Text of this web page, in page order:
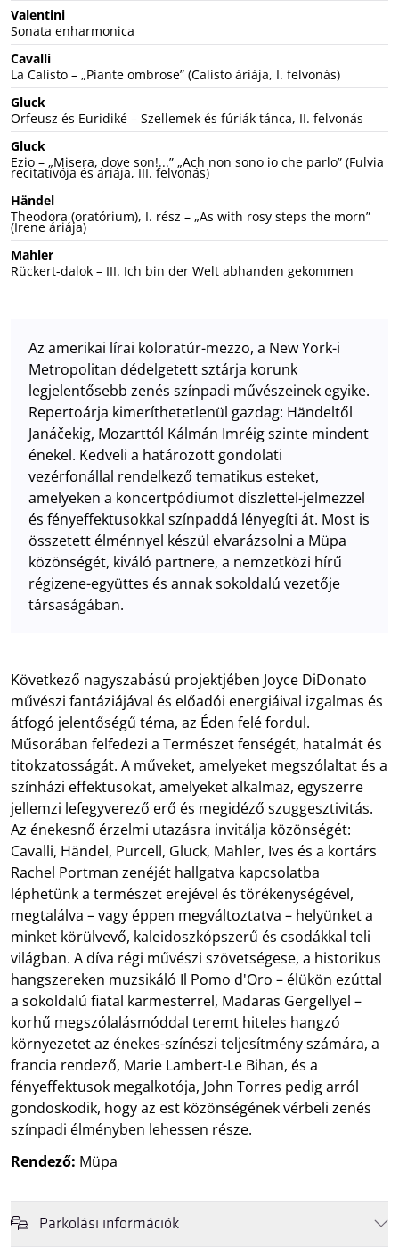
Valentini
Sonata enharmonica
Cavalli
La Calisto – „Piante ombrose” (Calisto áriája, I. felvonás)
Gluck
Orfeusz és Euridiké – Szellemek és fúriák tánca, II. felvonás
Gluck
Ezio – „Misera, dove son!...” „Ach non sono io che parlo” (Fulvia
recitativója és áriája, III. felvonás)
Händel
Theodora (oratórium), I. rész – „As with rosy steps the morn”
(Irene áriája)
Mahler
Rückert-dalok – III. Ich bin der Welt abhanden gekommen
Az amerikai lírai koloratúr-mezzo, a New York-i
Metropolitan dédelgetett sztárja korunk
legjelentősebb zenés színpadi művészeinek egyike.
Repertoárja kimeríthetetlenül gazdag: Händeltől
Janáčekig, Mozarttól Kálmán Imréig szinte mindent
énekel. Kedveli a határozott gondolati
vezérfonállal rendelkező tematikus esteket,
amelyeken a koncertpódiumot díszlettel-jelmezzel
és fényeffektusokkal színpaddá lényegíti át. Most is
összetett élménnyel készül elvarázsolni a Müpa
közönségét, kiváló partnere, a nemzetközi hírű
régizene-együttes és annak sokoldalú vezetője
társaságában.
Következő nagyszabású projektjében Joyce DiDonato
művészi fantáziájával és előadói energiáival izgalmas és
átfogó jelentőségű téma, az Éden felé fordul.
Műsorában felfedezi a Természet fenségét, hatalmát és
titokzatosságát. A műveket, amelyeket megszólaltat és a
színházi effektusokat, amelyeket alkalmaz, egyszerre
jellemzi lefegyverező erő és megidéző szuggesztivitás.
Az énekesnő érzelmi utazásra invitálja közönségét:
Cavalli, Händel, Purcell, Gluck, Mahler, Ives és a kortárs
Rachel Portman zenéjét hallgatva kapcsolatba
léphetünk a természet erejével és törékenységével,
megtalálva – vagy éppen megváltoztatva – helyünket a
minket körülvevő, kaleidoszkópszerű és csodákkal teli
világban. A díva régi művészi szövetségese, a historikus
hangszereken muzsikáló Il Pomo d'Oro – élükön ezúttal
a sokoldalú fiatal karmesterrel, Madaras Gergellyel –
korhű megszólalásmóddal teremt hiteles hangzó
környezetet az énekes-színészi teljesítmény számára, a
francia rendező, Marie Lambert-Le Bihan, és a
fényeffektusok megalkotója, John Torres pedig arról
gondoskodik, hogy az est közönségének vérbeli zenés
színpadi élményben lehessen része.
Rendező: Müpa
Parkolási információk